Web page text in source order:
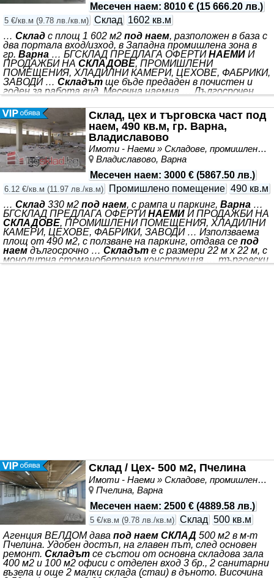
Месечен наем: 8010 € (15 666.20 лв.)
5 €/кв.м (9.78 лв./кв.м) Склад
1602 кв.м
… Склад с площ 1 602 м2 под наем, разположен в база с
два портала вход/изход, в Западна промишлена зона в
гр. Варна … БГСКЛАД ПРЕДЛАГА ОФЕРТИНАЕМИ И
ПРОДАЖБИ НА СКЛАДОВЕ, ПРОМИШЛЕНИ
ПОМЕЩЕНИЯ, ХЛАДИЛНИ КАМЕРИ, ЦЕХОВЕ, ФАБРИКИ,
ЗАВОДИ … Складът ще бъде предаден в почистен и
годен за работа вид. Месечна наемна … Дългосрочен
ОФЕРТА: VA8078 СТАТУС НА ОБЯВАТА: Актуална
оферта към момента *** . Възможност използване и
като производствено помещение. Шлайфан бетон,
топлоизолиран, трифазен ток с висока мощност.
Обектът се състои се едно голямо складово
помещение с работна
Склад, цех и търговска част под
наем, 490 кв.м, гр. Варна,
Владиславово
Имоти - Наеми » Складове, промишлени и стопански имоти под наем
Владиславово, Варна
Месечен наем: 3000 € (5867.50 лв.)
6.12 €/кв.м (11.97 лв./кв.м) Промишлено помещение 490 кв.м
… Склад 330 м2 под наем, с рампа и паркинг, Варна …
БГСКЛАД ПРЕДЛАГА ОФЕРТИНАЕМИ И ПРОДАЖБИ НА
СКЛАДОВЕ, ПРОМИШЛЕНИ ПОМЕЩЕНИЯ, ХЛАДИЛНИ
КАМЕРИ, ЦЕХОВЕ, ФАБРИКИ, ЗАВОДИ … Използваема
площ от 490 м2, с ползване на паркинг, отдава се под
наем дългосрочно … Складът е с размери 22 м х 22 м, с
монолитна стоманобетонна конструкция … търговски
Склад / Цех- 500 м2, Пчелина
Имоти - Наеми » Складове, промишлени и стопански имоти под наем
Пчелина, Варна
Месечен наем: 2500 € (4889.58 лв.)
5 €/кв.м (9.78 лв./кв.м) Склад 500 кв.м
Агенция ВЕЛДОМ дава под наем СКЛАД 500 м2 в м-т
Пчелина. Удобен достъп, на главен път, след основен
ремонт. Складът се състои от основна складова зала
400 м2 и 100 м2 офиси с отделен вход 3 бр., 2 санитарни
възела и още 2 малки склада (стаи) в дъното. Височина